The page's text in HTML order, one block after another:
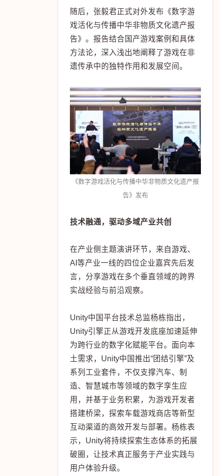
随后，张毅君正式对外发布《数字游
戏活化与传播中华非物质文化遗产报
告》。报告结合国产游戏案例和具体
方法论，深入浅出地阐释了游戏在非
遗传承中的独特作用和发展空间。
《数字游戏活化与传播中华非物质文化遗产报
告》发布
技术融通，驱动多域产业共创
在产业侧主题演讲环节，来自游戏、
AI等产业一线的四位企业嘉宾先后发
言，分享游戏在多个垂直领域的跨界
实战经验与前沿观察。
Unity中国平台技术总监杨栋指出，
Unity引擎正从游戏开发底座加速延伸
为跨行业的数字化赋能平台。面向本
土需求，Unity中国推出“团结引擎”及
系列工业套件，不仅支撑汽车、制
造、智慧城市等领域的数字孪生应
用，并基于业务积累，为游戏开发者
搭建桥梁，探索车载游戏商店等新型
互动渠道的高效开发与部署。杨栋表
示，Unity将持续探索生态体系的拓展
破圈，让技术真正服务于产业实践与
用户体验升级。